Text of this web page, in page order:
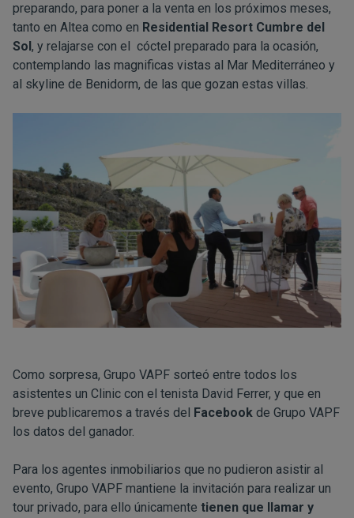
preparando, para poner a la venta en los próximos meses,
tanto en Altea como en Residential Resort Cumbre del
Sol, y relajarse con el cóctel preparado para la ocasión,
contemplando las magnificas vistas al Mar Mediterráneo y
al skyline de Benidorm, de las que gozan estas villas.
Como sorpresa, Grupo VAPF sorteó entre todos los
asistentes un Clinic con el tenista David Ferrer, y que en
breve publicaremos a través del
Facebook de Grupo VAPF
los datos del ganador.
Para los agentes inmobiliarios que no pudieron asistir al
evento, Grupo VAPF mantiene la invitación para realizar un
tour privado, para ello únicamente tienen que llamar y